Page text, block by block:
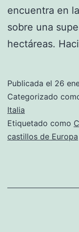
encuentra en
sobre una
hectáreas.
Publicada el 26
Categorizado
Italia
Etiquetado como
castillos de Europa